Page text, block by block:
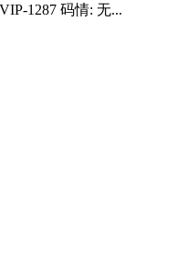
1287 码情: 无...